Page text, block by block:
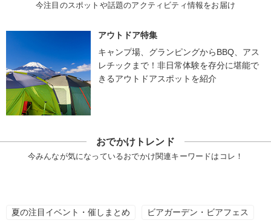
今注目のスポットや話題のアクティビティ情報をお届け
アウトドア特集
キャンプ場、グランピングからBBQ、アス
レチックまで！非日常体験を存分に堪能で
きるアウトドアスポットを紹介
おでかけトレンド
今みんなが気になっているおでかけ関連キーワードはコレ！
夏の注目イベント・催しまとめ ビアガーデン・ビアフェス